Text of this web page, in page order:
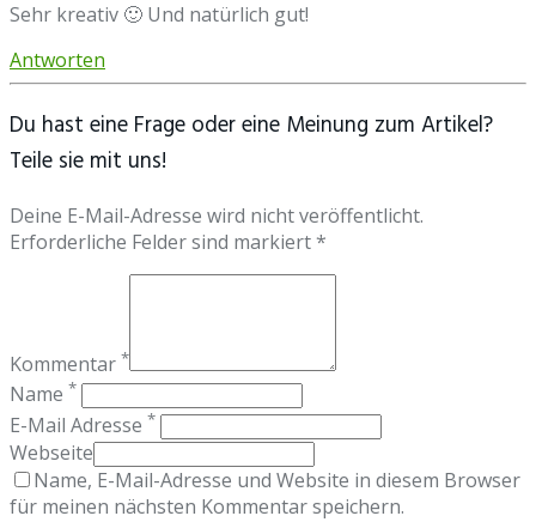
Sehr kreativ 🙂 Und natürlich gut!
Antworten
Du hast eine Frage oder eine Meinung zum Artikel?
Teile sie mit uns!
Deine E-Mail-Adresse wird nicht veröffentlicht.
Erforderliche Felder sind markiert *
Kommentar *
Name *
E-Mail Adresse *
Webseite
Name, E-Mail-Adresse und Website in diesem Browser
für meinen nächsten Kommentar speichern.